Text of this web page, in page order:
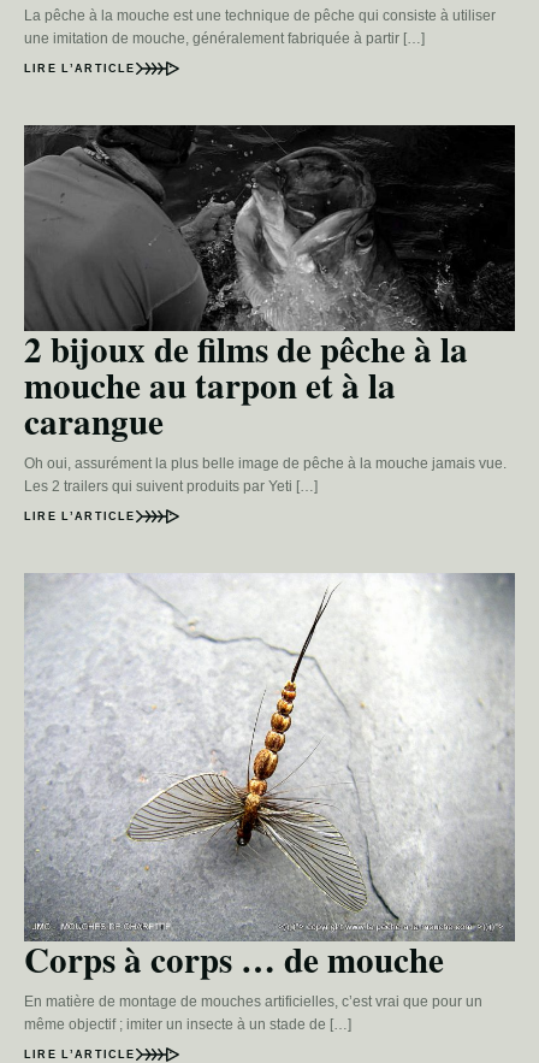
La pêche à la mouche est une technique de pêche qui consiste à utiliser
une imitation de mouche, généralement fabriquée à partir […]
LIRE L’ARTICLE
2 bijoux de films de pêche à la
mouche au tarpon et à la
carangue
Oh oui, assurément la plus belle image de pêche à la mouche jamais vue.
Les 2 trailers qui suivent produits par Yeti […]
LIRE L’ARTICLE
Corps à corps … de mouche
En matière de montage de mouches artificielles, c’est vrai que pour un
même objectif ; imiter un insecte à un stade de […]
LIRE L’ARTICLE